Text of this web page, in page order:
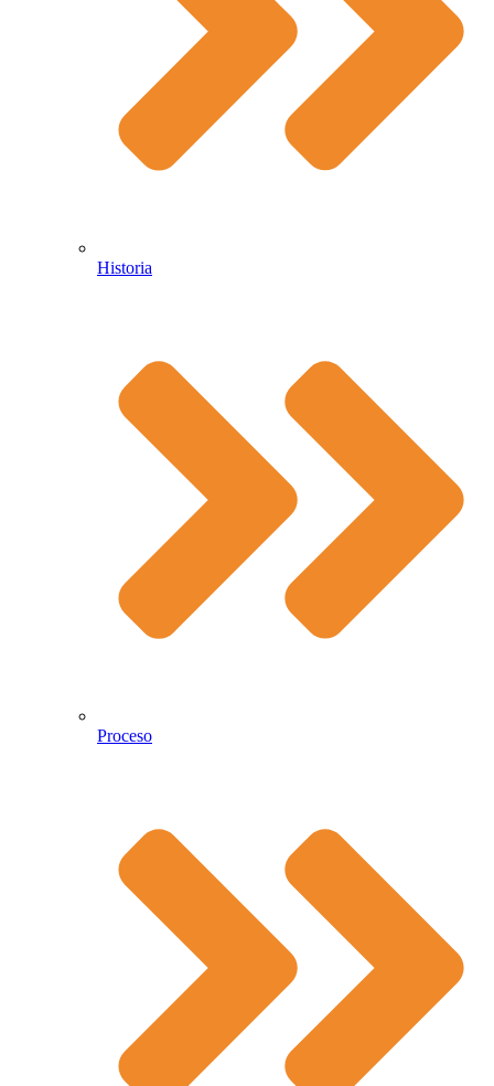
Historia
Proceso